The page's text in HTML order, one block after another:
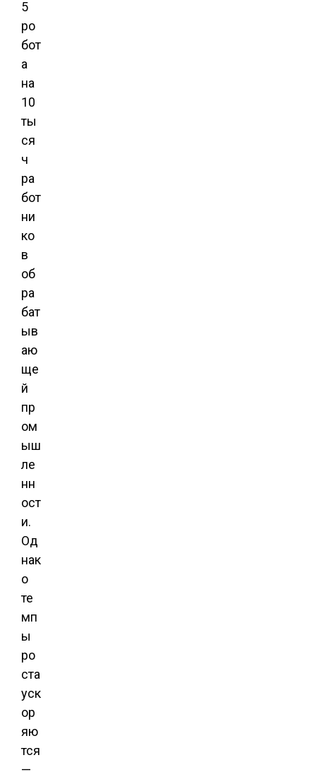
5
ро
бот
а
на
10
ты
ся
ч
ра
бот
ни
ко
в
об
ра
бат
ыв
аю
ще
й
пр
ом
ыш
ле
нн
ост
и.
Од
нак
о
те
мп
ы
ро
ста
уск
ор
яю
тся